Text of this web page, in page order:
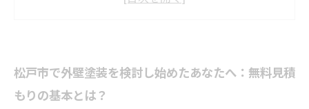
見積書を見てわかる外壁塗装の費用構成と注意
者の選び方
納得して外壁塗装を完了するための最終チェッ
松戸市で外壁塗装を検討し始めたあなたへ：無料見積
もりの基本とは？